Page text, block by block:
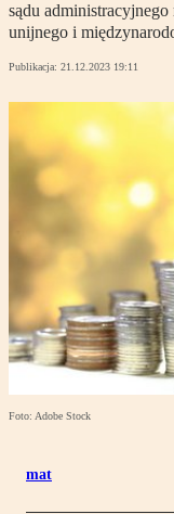
sądu
unijnego i
Publikacja: 21.12.2023 19:11
Foto: Adobe Stock
mat